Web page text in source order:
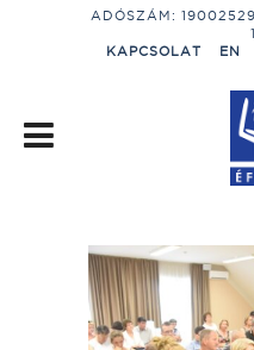
ADÓSZÁM:
KAPCSOLAT
EN